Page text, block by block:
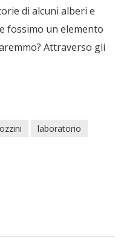
di alcuni alberi e
fossimo un elemento
Attraverso gli
laboratorio